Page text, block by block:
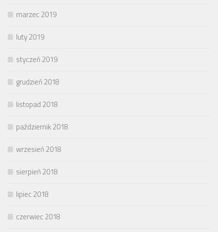
marzec 2019
luty 2019
styczeń 2019
grudzień 2018
listopad 2018
październik 2018
wrzesień 2018
sierpień 2018
lipiec 2018
czerwiec 2018